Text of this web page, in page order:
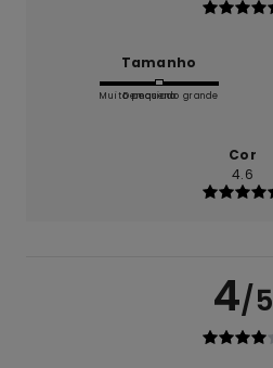
Tamanho
Muito pequeno
Demasiado grande
Cor
4.6
4/5